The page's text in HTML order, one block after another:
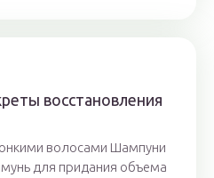
восстановления
волосами Шампуни
для придания объема